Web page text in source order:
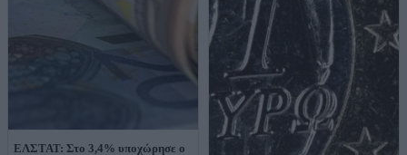
ΕΛΣΤΑΤ: Στο 3,4% υποχώρησε ο